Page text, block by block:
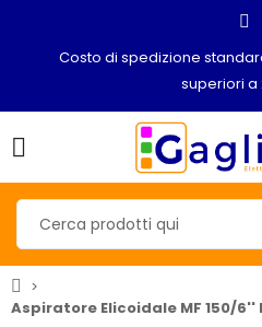
Costo di spedizione
superiori a
Aspiratore Elicoidale MF 150/6''